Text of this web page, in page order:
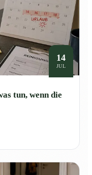
14
JUL
tun, wenn die